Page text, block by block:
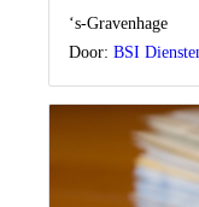
Locatie
‘s-Gravenhage
Door: BSI